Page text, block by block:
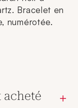
Bracelet en
numérotée.
acheté